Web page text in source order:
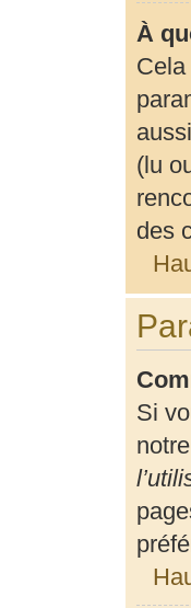
À
(lu
des
Si